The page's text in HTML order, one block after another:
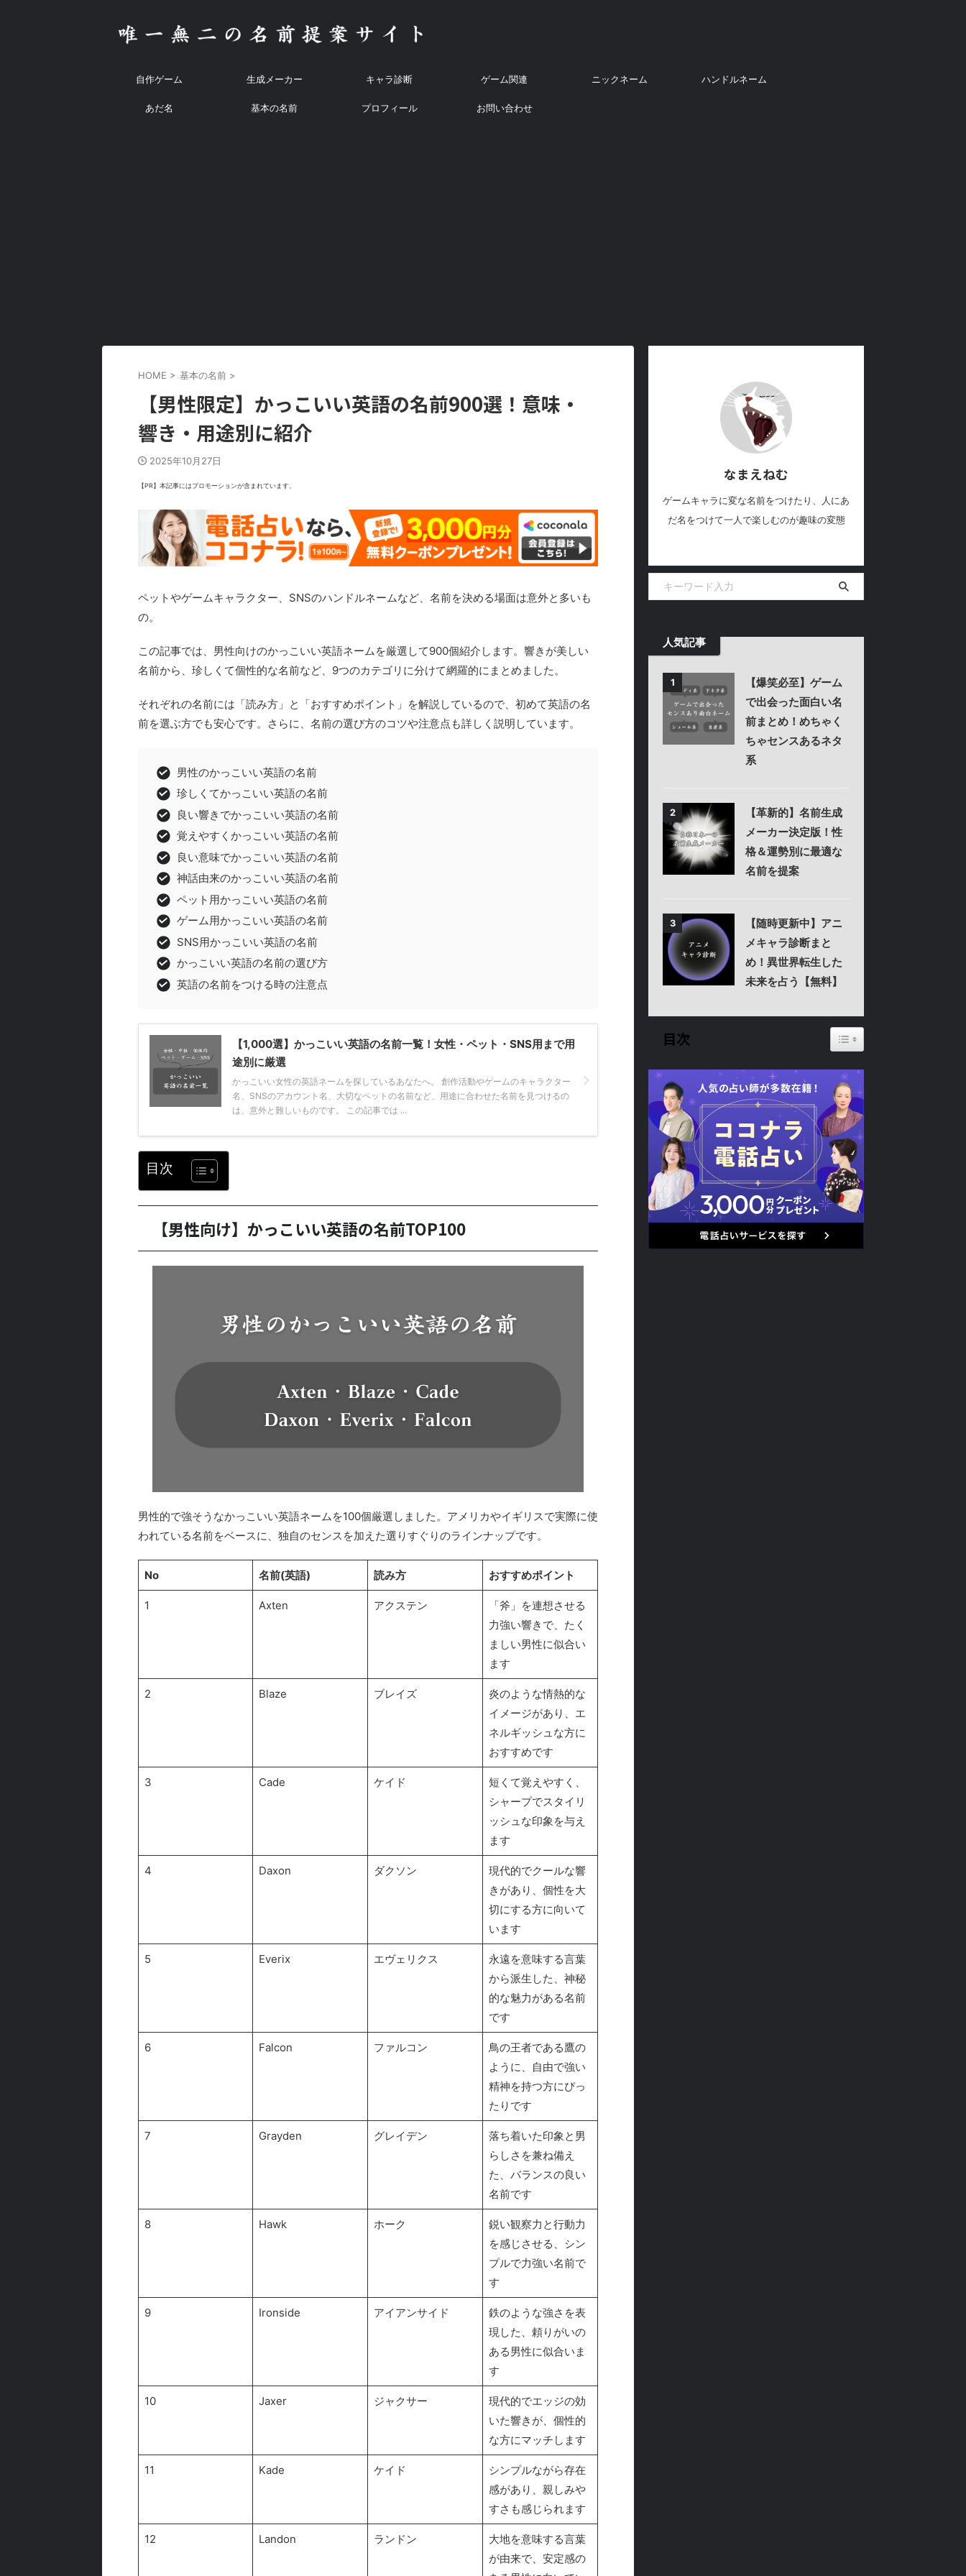
自作ゲーム 生成メーカー キャラ診断 ゲーム関連 ニックネーム ハンドルネーム
あだ名 基本の名前 プロフィール お問い合わせ
HOME > 基本の名前 >
【男性限定】かっこいい英語の名前900選！意味・
響き・用途別に紹介
2025年10月27日
【PR】本記事にはプロモーションが含まれています。
ペットやゲームキャラクター、SNSのハンドルネームなど、名前を決める場面は意外と多いも
の。
この記事では、男性向けのかっこいい英語ネームを厳選して900個紹介します。響きが美しい
名前から、珍しくて個性的な名前など、9つのカテゴリに分けて網羅的にまとめました。
それぞれの名前には「読み方」と「おすすめポイント」を解説しているので、初めて英語の名
前を選ぶ方でも安心です。さらに、名前の選び方のコツや注意点も詳しく説明しています。
男性のかっこいい英語の名前
珍しくてかっこいい英語の名前
良い響きでかっこいい英語の名前
覚えやすくかっこいい英語の名前
良い意味でかっこいい英語の名前
神話由来のかっこいい英語の名前
ペット用かっこいい英語の名前
ゲーム用かっこいい英語の名前
SNS用かっこいい英語の名前
かっこいい英語の名前の選び方
英語の名前をつける時の注意点
【1,000選】かっこいい英語の名前一覧！女性・ペット・SNS用まで用
途別に厳選
かっこいい女性の英語ネームを探しているあなたへ。 創作活動やゲームのキャラクター
名、SNSのアカウント名、大切なペットの名前など、用途に合わせた名前を見つけるの
は、意外と難しいものです。 この記事では ...
目次
【男性向け】かっこいい英語の名前TOP100
男性的で強そうなかっこいい英語ネームを100個厳選しました。アメリカやイギリスで実際に使
われている名前をベースに、独自のセンスを加えた選りすぐりのラインナップです。
No 名前(英語) 読み方 おすすめポイント
1 Axten アクステン
「斧」を連想させる
力強い響きで、たく
ましい男性に似合い
ます
2 Blaze ブレイズ
炎のような情熱的な
イメージがあり、エ
ネルギッシュな方に
おすすめです
3 Cade ケイド
短くて覚えやすく、
シャープでスタイリ
ッシュな印象を与え
ます
4 Daxon ダクソン
現代的でクールな響
きがあり、個性を大
切にする方に向いて
います
5 Everix エヴェリクス
永遠を意味する言葉
から派生した、神秘
的な魅力がある名前
です
6 Falcon ファルコン
鳥の王者である鷹の
ように、自由で強い
精神を持つ方にぴっ
たりです
7 Grayden グレイデン
落ち着いた印象と男
らしさを兼ね備え
た、バランスの良い
名前です
8 Hawk ホーク
鋭い観察力と行動力
を感じさせる、シン
プルで力強い名前で
す
9 Ironside アイアンサイド
鉄のような強さを表
現した、頼りがいの
ある男性に似合いま
す
10 Jaxer ジャクサー
現代的でエッジの効
いた響きが、個性的
な方にマッチします
11 Kade ケイド
シンプルながら存在
感があり、親しみや
すさも感じられます
12 Landon ランドン
大地を意味する言葉
が由来で、安定感の
なまえねむ
ゲームキャラに変な名前をつけたり、人にあ
だ名をつけて一人で楽しむのが趣味の変態
人気記事
1
【爆笑必至】ゲーム
で出会った面白い名
前まとめ！めちゃく
ちゃセンスあるネタ
系
2
【革新的】名前生成
メーカー決定版！性
格＆運勢別に最適な
名前を提案
3
【随時更新中】アニ
メキャラ診断まと
め！異世界転生した
未来を占う【無料】
目次 Toggle Table of Content